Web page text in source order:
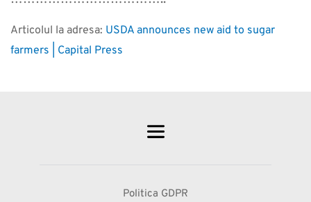
Articolul la adresa: USDA announces new aid to sugar
farmers | Capital Press
Politica GDPR